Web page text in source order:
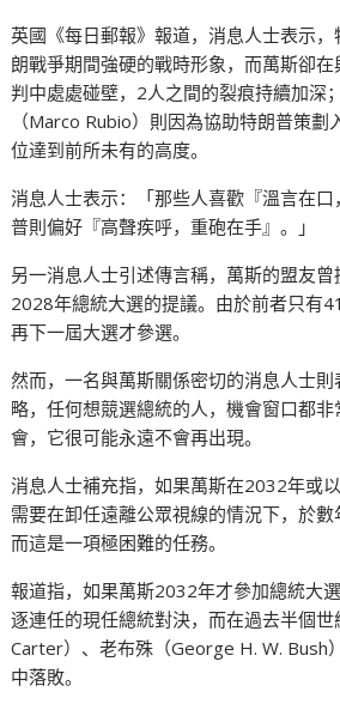
英國《每日郵報》報道，消息人士表示
朗戰爭期間強硬的戰時形象，而萬斯卻
判中處處碰壁，2人之間的裂痕持續加深
（Marco Rubio）則因為協助特朗普策
位達到前所未有的高度。
消息人士表示：「那些人喜歡『溫言在
普則偏好『高聲疾呼，重砲在手』。」
另一消息人士引述傳言稱，萬斯的盟友
2028年總統大選的提議。由於前者只有
再下一屆大選才參選。
然而，一名與萬斯關係密切的消息人士
略，任何想競選總統的人，機會窗口都
會，它很可能永遠不會再出現。
消息人士補充指，如果萬斯在2032年或
需要在卸任遠離公眾視線的情況下，於數
而這是一項極困難的任務。
報道指，如果萬斯2032年才參加總統大
逐連任的現任總統對決，而在過去半個
Carter）、老布殊（George H. W. Bush
中落敗。